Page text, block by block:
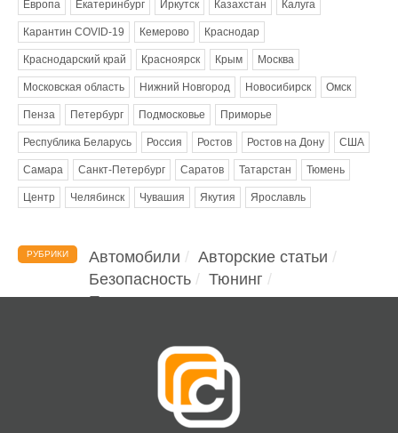
Европа Екатеринбург Иркутск Казахстан Калуга
Карантин COVID-19 Кемерово Краснодар
Краснодарский край Красноярск Крым Москва
Московская область Нижний Новгород Новосибирск Омск
Пенза Петербург Подмосковье Приморье
Республика Беларусь Россия Ростов Ростов на Дону США
Самара Санкт-Петербург Саратов Татарстан Тюмень
Центр Челябинск Чувашия Якутия Ярославль
РУБРИКИ Автомобили
Авторские статьи
Безопасность
Тюнинг
Помощь водителю